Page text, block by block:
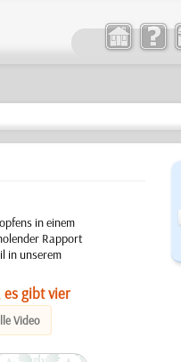
in einem
Rapport
in unserem
es gibt vier
Video